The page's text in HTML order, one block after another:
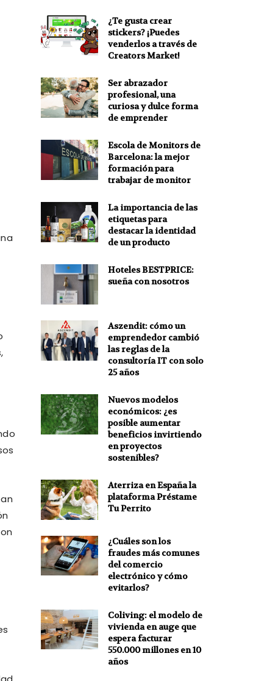
¿Te gusta crear
stickers? ¡Puedes
venderlos a través de
Creators Market!
Ser abrazador
profesional, una
curiosa y dulce forma
de emprender
Escola de Monitors de
Barcelona: la mejor
formación para
trabajar de monitor
La importancia de las
etiquetas para
destacar la identidad
de un producto
Hoteles BESTPRICE:
sueña con nosotros
Aszendit: cómo un
emprendedor cambió
las reglas de la
consultoría IT con solo
25 años
Nuevos modelos
económicos: ¿es
posible aumentar
beneficios invirtiendo
en proyectos
sostenibles?
Aterriza en España la
plataforma Préstame
Tu Perrito
¿Cuáles son los
fraudes más comunes
del comercio
electrónico y cómo
evitarlos?
Coliving: el modelo de
vivienda en auge que
espera facturar
550.000 millones en 10
años